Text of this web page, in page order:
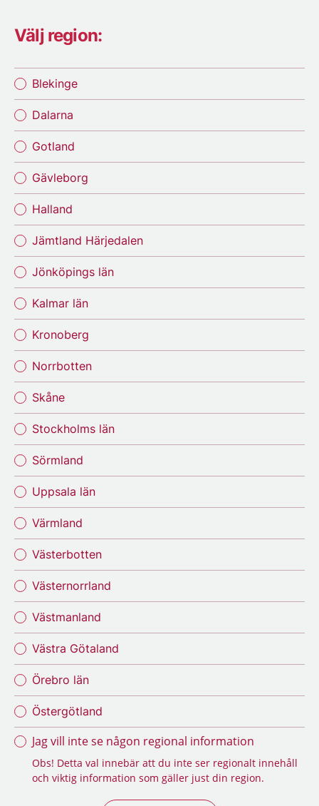
Välj region:
Blekinge
Dalarna
Gotland
Gävleborg
Halland
Jämtland Härjedalen
Jönköpings län
Kalmar län
Kronoberg
Norrbotten
Skåne
Stockholms län
Sörmland
Uppsala län
Värmland
Västerbotten
Västernorrland
Västmanland
Västra Götaland
Örebro län
Östergötland
Jag vill inte se någon regional information
Obs! Detta val innebär att du inte ser regionalt innehåll
och viktig information som gäller just din region.